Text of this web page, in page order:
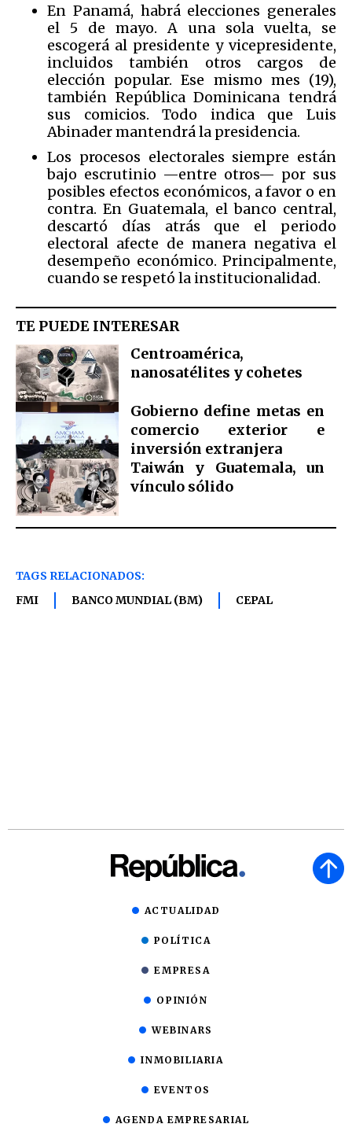
En Panamá, habrá elecciones generales
el 5 de mayo. A una sola vuelta, se
escogerá al presidente y vicepresidente,
incluidos también otros cargos de
elección popular. Ese mismo mes (19),
también República Dominicana tendrá
sus comicios. Todo indica que Luis
Abinader mantendrá la presidencia.
Los procesos electorales siempre están
bajo escrutinio —entre otros— por sus
posibles efectos económicos, a favor o en
contra. En Guatemala, el banco central,
descartó días atrás que el periodo
electoral afecte de manera negativa el
desempeño económico. Principalmente,
cuando se respetó la institucionalidad.
TE PUEDE INTERESAR
Centroamérica,
nanosatélites y cohetes
Gobierno define metas en
comercio exterior e
inversión extranjera
Taiwán y Guatemala, un
vínculo sólido
TAGS RELACIONADOS:
FMI
BANCO MUNDIAL (BM) CEPAL
ACTUALIDAD
POLÍTICA
EMPRESA
OPINIÓN
WEBINARS
INMOBILIARIA
EVENTOS
AGENDA EMPRESARIAL